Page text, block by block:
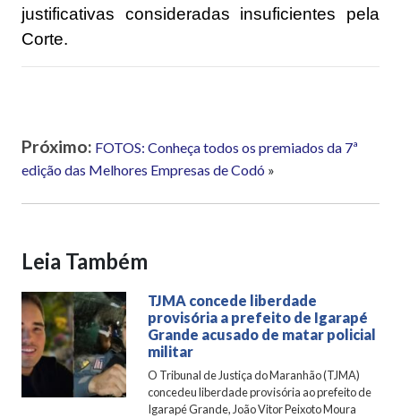
justificativas consideradas insuficientes pela
Corte.
Próximo: FOTOS: Conheça todos os premiados da 7ª
edição das Melhores Empresas de Codó »
Leia Também
TJMA concede liberdade
provisória a prefeito de Igarapé
Grande acusado de matar policial
militar
O Tribunal de Justiça do Maranhão (TJMA)
concedeu liberdade provisória ao prefeito de
Igarapé Grande, João Vitor Peixoto Moura